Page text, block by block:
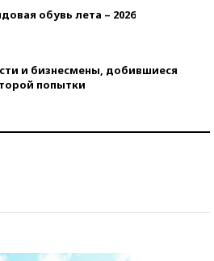
обувь лета – 2026
и бизнесмены, добившиеся
попытки